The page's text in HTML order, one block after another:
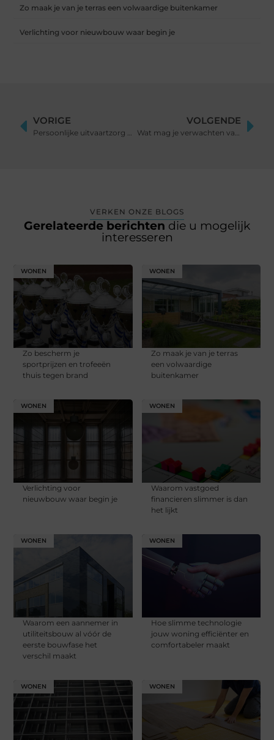
Zo maak je van je terras een volwaardige buitenkamer
Verlichting voor nieuwbouw waar begin je
VORIGE
Persoonlijke uitvaartzorg met aandacht en rust – hoe doe je dat?
VOLGENDE
Wat mag je verwachten van een full-service marketingbureau?
VERKEN ONZE BLOGS
Gerelateerde berichten die u mogelijk
interesseren
WONEN
Zo bescherm je
sportprijzen en trofeeën
thuis tegen brand
WONEN
Zo maak je van je terras
een volwaardige
buitenkamer
WONEN
Verlichting voor
nieuwbouw waar begin je
WONEN
Waarom vastgoed
financieren slimmer is dan
het lijkt
WONEN
Waarom een aannemer in
utiliteitsbouw al vóór de
eerste bouwfase het
verschil maakt
WONEN
Hoe slimme technologie
jouw woning efficiënter en
comfortabeler maakt
WONEN WONEN